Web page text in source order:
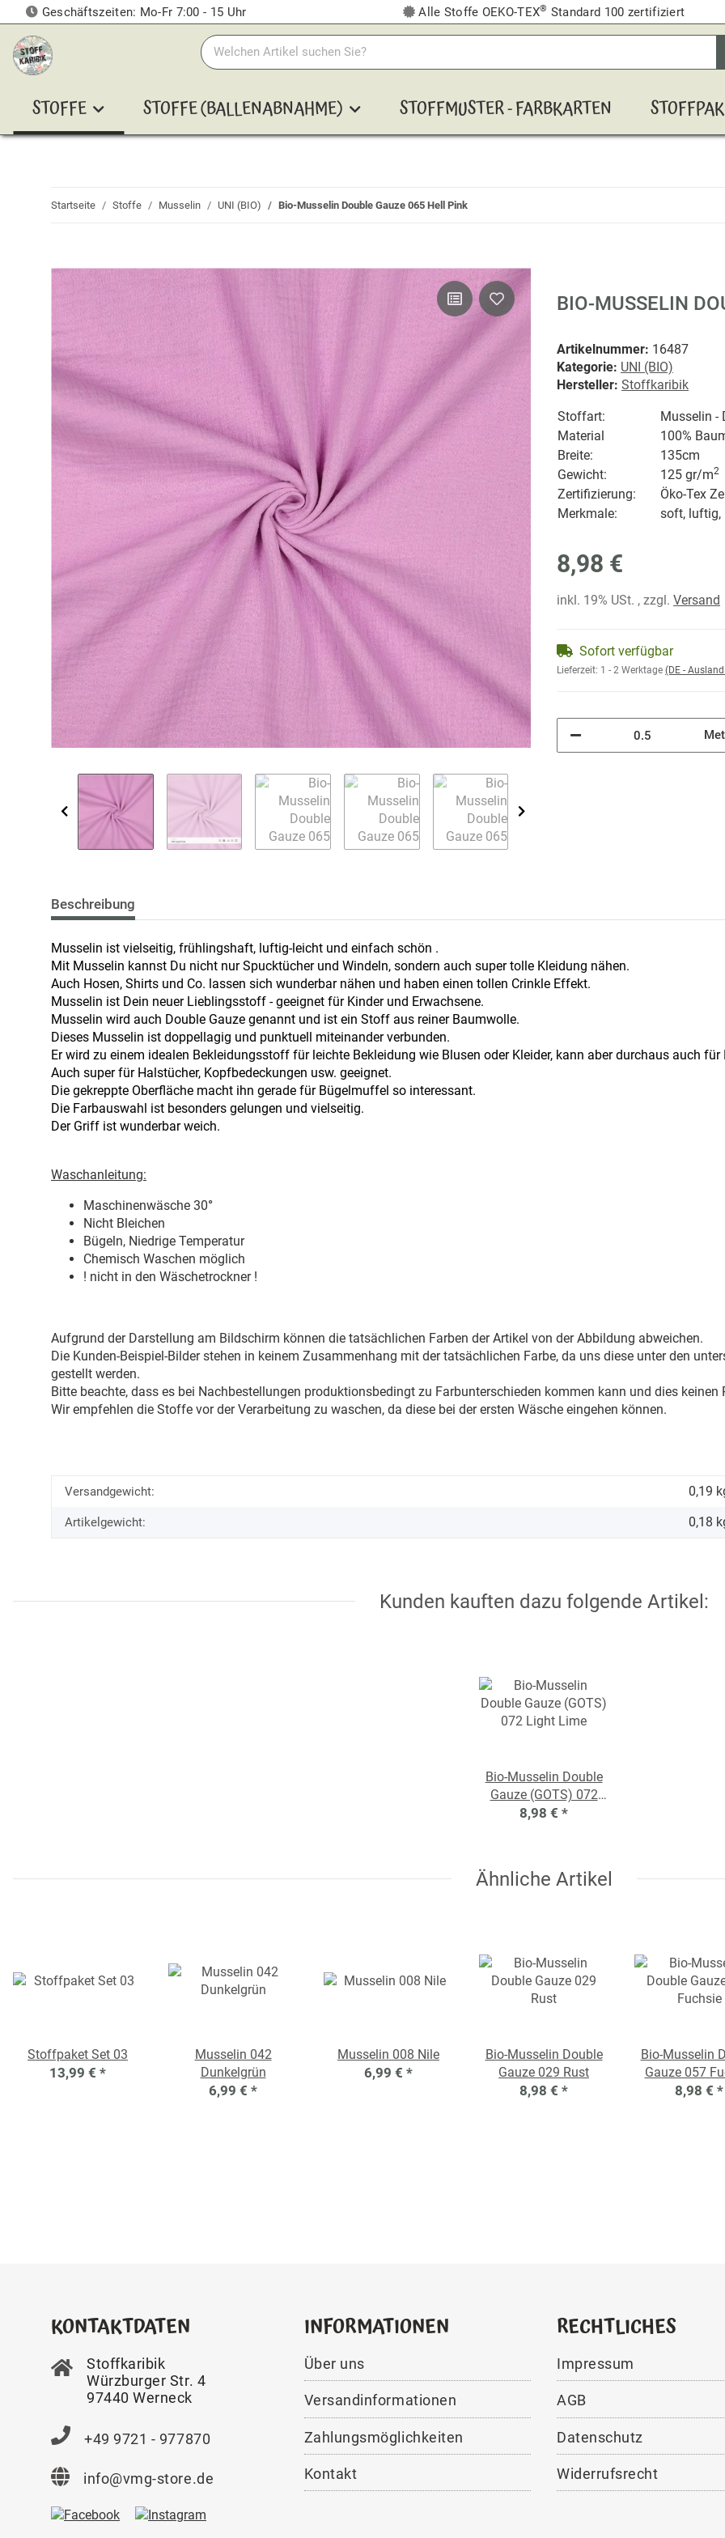
Geschäftszeiten: Mo-Fr 7:00 - 15 Uhr Alle Stoffe OEKO-TEX® Standard 100 zertifiziert
STOFFE STOFFE (BALLENABNAHME) STOFFMUSTER - FARBKARTEN
Startseite Stoffe Musselin UNI (BIO) Bio-Musselin Double Gauze 065 Hell Pink
BIO-MUSSELIN
Artikelnummer: 16487
Kategorie: UNI (BIO)
Hersteller: Stoffkaribik
Stoffart:
Musselin -
Material
100%
Breite:
135cm
Gewicht:
125 gr/m2
Zertifizierung:
Öko-Tex
Merkmale:
soft, luftig,
8,98 €
inkl. 19% USt. , zzgl. Versand
Sofort verfügbar
Lieferzeit: 1 - 2 Werktage (DE -
Beschreibung
Musselin ist vielseitig, frühlingshaft, luftig-leicht und einfach schön .
Mit Musselin kannst Du nicht nur Spucktücher und Windeln, sondern auch super tolle Kleidung nähen.
Auch Hosen, Shirts und Co. lassen sich wunderbar nähen und haben einen tollen Crinkle Effekt.
Musselin ist Dein neuer Lieblingsstoff - geeignet für Kinder und Erwachsene.
Musselin wird auch Double Gauze genannt und ist ein Stoff aus reiner Baumwolle.
Dieses Musselin ist doppellagig und punktuell miteinander verbunden.
Er wird zu einem idealen Bekleidungsstoff für leichte Bekleidung wie Blusen oder Kleider, kann aber durchaus auch
Auch super für Halstücher, Kopfbedeckungen usw. geeignet.
Die gekreppte Oberfläche macht ihn gerade für Bügelmuffel so interessant.
Die Farbauswahl ist besonders gelungen und vielseitig.
Der Griff ist wunderbar weich.
Waschanleitung:
Maschinenwäsche 30°
Nicht Bleichen
Bügeln, Niedrige Temperatur
Chemisch Waschen möglich
! nicht in den Wäschetrockner !
Aufgrund der Darstellung am Bildschirm können die tatsächlichen Farben der Artikel von der Abbildung abweichen.
Die Kunden-Beispiel-Bilder stehen in keinem Zusammenhang mit der tatsächlichen Farbe, da uns diese unter den
gestellt werden.
Bitte beachte, dass es bei Nachbestellungen produktionsbedingt zu Farbunterschieden kommen kann und dies
Wir empfehlen die Stoffe vor der Verarbeitung zu waschen, da diese bei der ersten Wäsche eingehen können.
Versandgewicht: 0,19
Artikelgewicht: 0,18
Kunden kauften dazu folgende Artikel:
Bio-Musselin Double
Gauze (GOTS) 072
Light Lime
8,98 € *
Ähnliche Artikel
Stoffpaket Set 03
13,99 € *
Musselin 042
Dunkelgrün
6,99 € *
Musselin 008 Nile
6,99 € *
Bio-Musselin Double
Gauze 029 Rust
8,98 € *
Bio-Musselin
Gauze 057
8,98 € *
KONTAKTDATEN
Stoffkaribik
Würzburger Str. 4
97440 Werneck
+49 9721 - 977870
info@vmg-store.de
INFORMATIONEN
Über uns
Versandinformationen
Zahlungsmöglichkeiten
Kontakt
RECHTLICHES
Impressum
AGB
Datenschutz
Widerrufsrecht